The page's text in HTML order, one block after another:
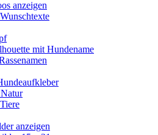
anzeigen
mit Hundename
anzeigen